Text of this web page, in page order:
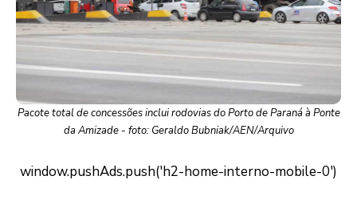
Pacote total de concessões inclui rodovias do Porto de Paraná à Ponte
da Amizade - foto: Geraldo Bubniak/AEN/Arquivo